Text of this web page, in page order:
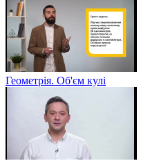
Геометрія. Об'єм кулі